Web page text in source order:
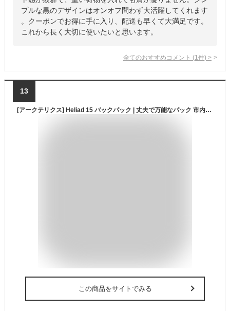
プルな黒のデザインはオンオフ問わず大活躍してくれます
。クーポンでお得に手に入り、配送も早くて大満足です。
これから長く大切に使いたいと思います。
全てのおすすめコメント (1 件) >
13
[アークテリクス] Heliad 15 バックパック | 丈夫で万能なパック 市内旅行用, ブラック, One Size, Heliad 15 バックパック
この商品をサイトでみる